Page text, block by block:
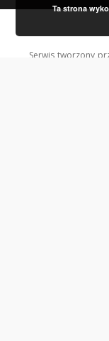
Serwis tworzony
Ta strona